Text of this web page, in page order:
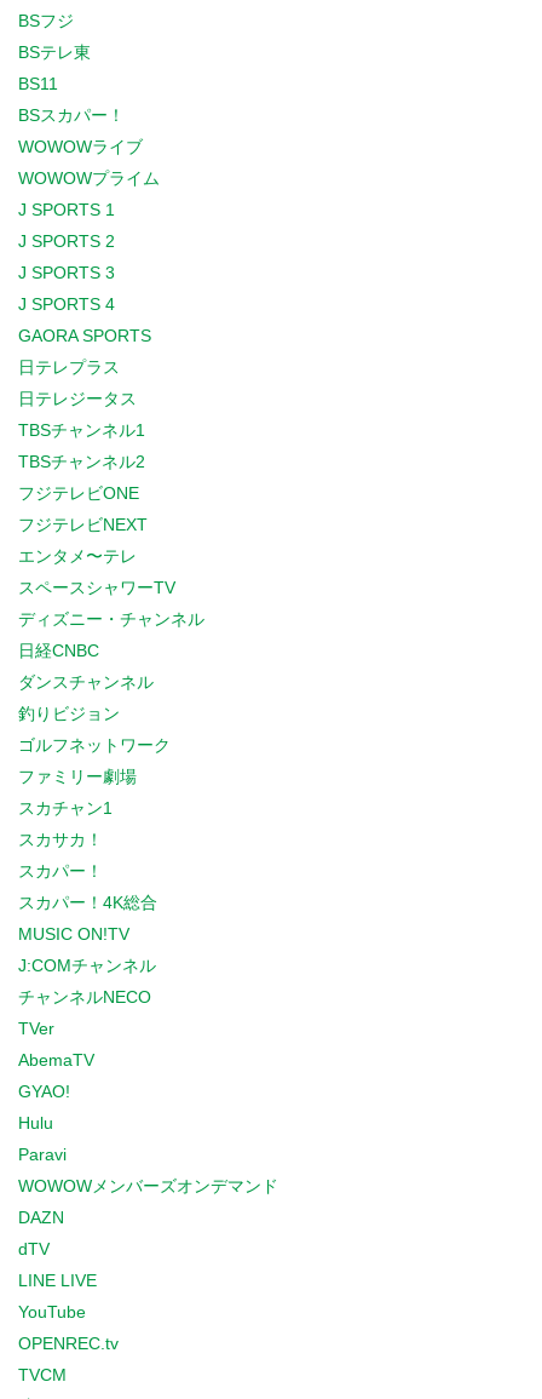
BSフジ
BSテレ東
BS11
BSスカパー！
WOWOWライブ
WOWOWプライム
J SPORTS 1
J SPORTS 2
J SPORTS 3
J SPORTS 4
GAORA SPORTS
日テレプラス
日テレジータス
TBSチャンネル1
TBSチャンネル2
フジテレビONE
フジテレビNEXT
エンタメ〜テレ
スペースシャワーTV
ディズニー・チャンネル
日経CNBC
ダンスチャンネル
釣りビジョン
ゴルフネットワーク
ファミリー劇場
スカチャン1
スカサカ！
スカパー！
スカパー！4K総合
MUSIC ON!TV
J:COMチャンネル
チャンネルNECO
TVer
AbemaTV
GYAO!
Hulu
Paravi
WOWOWメンバーズオンデマンド
DAZN
dTV
LINE LIVE
YouTube
OPENREC.tv
TVCM